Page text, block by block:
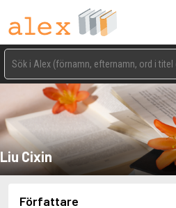
Liu Cixin
Författare